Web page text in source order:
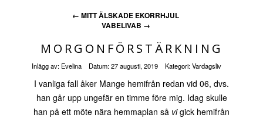
← MITT ÄLSKADE EKORRHJUL
VABELIVAB →
MORGONFÖRSTÄRKNING
Inlägg av: Evelina Datum:27 augusti, 2019 Kategori:Vardagsliv
I vanliga fall åker Mange hemifrån redan vid 06, dvs.
han går upp ungefär en timme före mig. Idag skulle
han på ett möte nära hemmaplan så vigick hemifrån